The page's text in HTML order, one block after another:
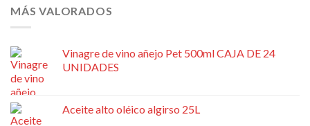
MÁS VALORADOS
Vinagre de vino añejo Pet 500ml CAJA DE 24
UNIDADES
Aceite alto oléico algirso 25L